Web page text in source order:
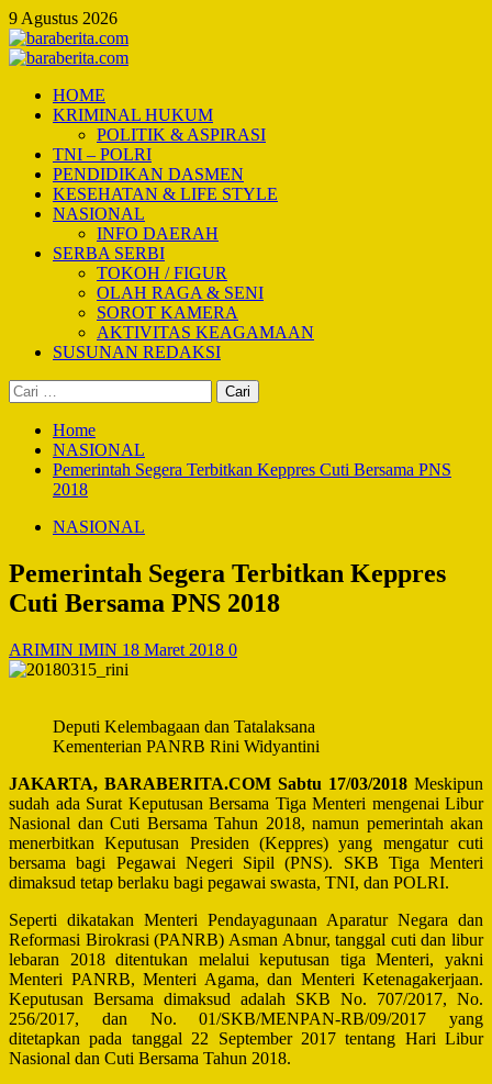
Skip
to
content
9 Agustus 2026
Primary
HOME
KRIMINAL HUKUM
POLITIK & ASPIRASI
TNI – POLRI
PENDIDIKAN DASMEN
KESEHATAN & LIFE STYLE
NASIONAL
INFO DAERAH
SERBA SERBI
TOKOH / FIGUR
OLAH RAGA & SENI
SOROT KAMERA
AKTIVITAS KEAGAMAAN
SUSUNAN REDAKSI
Cari
untuk:
Home
NASIONAL
Pemerintah Segera Terbitkan Keppres Cuti Bersama PNS
2018
NASIONAL
Pemerintah Segera Terbitkan Keppres
Cuti Bersama PNS 2018
ARIMIN IMIN 18 Maret 2018 0
Deputi Kelembagaan dan Tatalaksana
Kementerian PANRB Rini Widyantini
JAKARTA, BARABERITA.COM Sabtu 17/03/2018 Meskipun
sudah ada Surat Keputusan Bersama Tiga Menteri mengenai Libur
Nasional dan Cuti Bersama Tahun 2018, namun pemerintah akan
menerbitkan Keputusan Presiden (Keppres) yang mengatur cuti
bersama bagi Pegawai Negeri Sipil (PNS). SKB Tiga Menteri
dimaksud tetap berlaku bagi pegawai swasta, TNI, dan POLRI.
Seperti dikatakan Menteri Pendayagunaan Aparatur Negara dan
Reformasi Birokrasi (PANRB) Asman Abnur, tanggal cuti dan libur
lebaran 2018 ditentukan melalui keputusan tiga Menteri, yakni
Menteri PANRB, Menteri Agama, dan Menteri Ketenagakerjaan.
Keputusan Bersama dimaksud adalah SKB No. 707/2017, No.
256/2017, dan No. 01/SKB/MENPAN-RB/09/2017 yang
ditetapkan pada tanggal 22 September 2017 tentang Hari Libur
Nasional dan Cuti Bersama Tahun 2018.